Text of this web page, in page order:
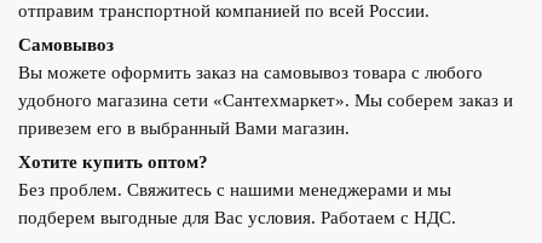
отправим транспортной компанией по всей России.
Самовывоз
Вы можете оформить заказ на самовывоз товара с любого
удобного магазина сети «Сантехмаркет». Мы соберем заказ и
привезем его в выбранный Вами магазин.
Хотите купить оптом?
Без проблем. Свяжитесь с нашими менеджерами и мы
подберем выгодные для Вас условия. Работаем с НДС.